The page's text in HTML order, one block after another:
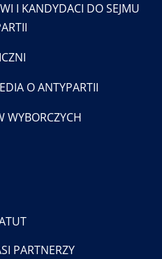
I KANDYDACI DO SEJMU
O ANTYPARTII
WYBORCZYCH
PARTNERZY